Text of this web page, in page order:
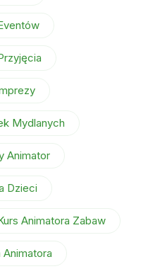
Mydlanych
Animator
Dzieci
Animatora Zabaw
Animatora